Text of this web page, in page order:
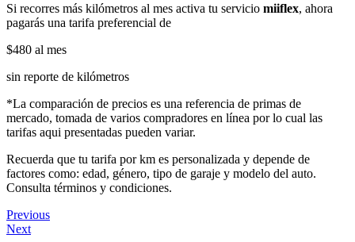
Si recorres más kilómetros al mes activa tu servicio miiflex, ahora
pagarás una tarifa preferencial de
$480 al mes
sin reporte de kilómetros
*La comparación de precios es una referencia de primas de
mercado, tomada de varios compradores en línea por lo cual las
tarifas aqui presentadas pueden variar.
Recuerda que tu tarifa por km es personalizada y depende de
factores como: edad, género, tipo de garaje y modelo del auto.
Consulta términos y condiciones.
Previous
Next